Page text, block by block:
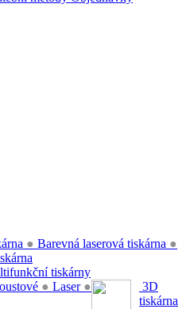
● Barevná laserová tiskárna ●
tiskárny
● Laser ●
3D
tiskárna